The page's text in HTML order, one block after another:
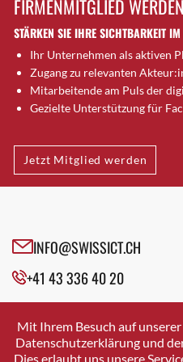
Brugg AG
Brütten
Bubendorf
Bubikon
Buchs (SG)
Bäretswil
Bülach
Cazis
Crissier
Davos Platz
Dierikon
Dietikon
FIRMENMITGLIED WERDEN
STÄRKEN SIE IHRE SICHTBARKEIT
Ihr Unternehmen als aktiven
Zugang zu relevanten
Mitarbeitende am Puls der
Gezielte Unterstützung für
Jetzt Mitglied werden
INFO@SWISSICT.CH
+41 43 336 40 20
SWISSICT
VULKANSTRASSE 120
8048 ZURICH
Mit Ihrem Besuch auf
Datenschutzerklärung und
Dies erlaubt uns unsere